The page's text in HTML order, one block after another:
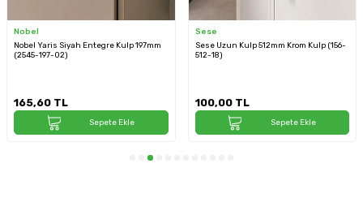
Nobel
Nobel Yaris Siyah Entegre Kulp 197mm
(2545-197-02)
165,60 TL
Sepete Ekle
Sese
Sese Uzun Kulp 512mm Krom Kulp (156-
512-18)
100,00TL
Sepete Ekle